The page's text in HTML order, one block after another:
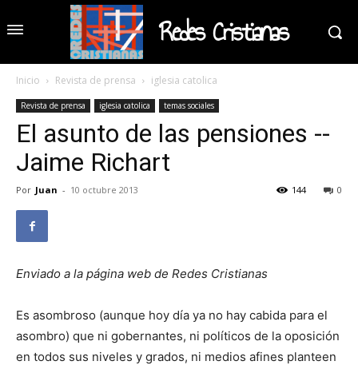
Redes Cristianas
Inicio Revista de prensa iglesia catolica
Revista de prensa iglesia catolica temas sociales
El asunto de las pensiones --
Jaime Richart
Por Juan - 10 octubre 2013 0
144
Enviado a la página web de Redes Cristianas
Es asombroso (aunque hoy día ya no hay cabida para el
asombro) que ni gobernantes, ni políticos de la oposición
en todos sus niveles y grados, ni medios afines planteen